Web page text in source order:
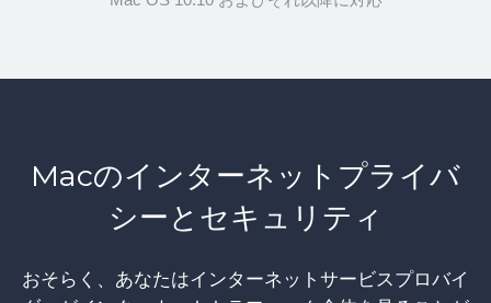
Macのインターネットプライバ
シーとセキュリティ
おそらく、あなたはインターネットサービスプロバイ